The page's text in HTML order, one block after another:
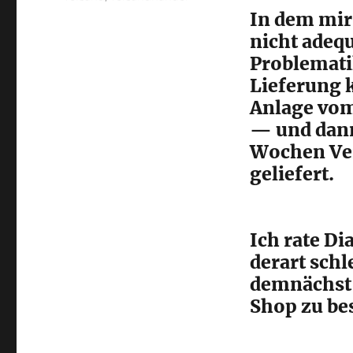
In dem
nicht
Lieferung
Anlage
— und
Wochen
geliefert.
Ich rate
derart
Shop zu